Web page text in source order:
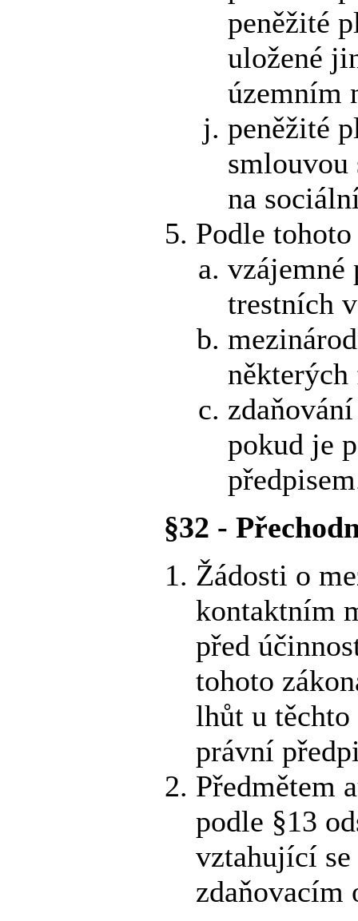
peněžité
uložené
územním
peněžité
na
Podle
trestních
některých
pokud je
§32 -
Žádosti o
kontaktním
před
tohoto
lhůt u těchto
právní
Předmětem
podle §13
vztahující
zdaňovacím